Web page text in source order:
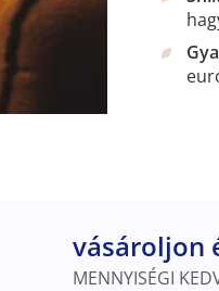
vásároljon
MENNYISÉGI